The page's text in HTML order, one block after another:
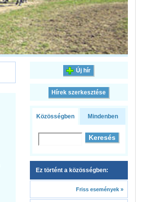
Új hír
Hírek szerkesztése
Közösségben Mindenben
Ez történt a közösségben:
Friss események »